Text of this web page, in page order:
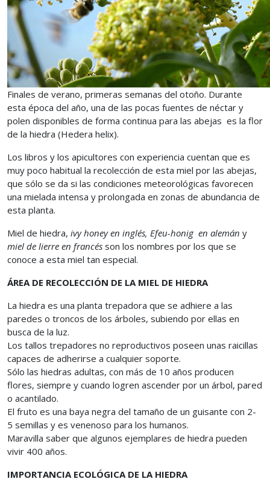
Finales de verano, primeras semanas del otoño. Durante
esta época del año, una de las pocas fuentes de néctar y
polen disponibles de forma continua para las abejas es la flor
de la hiedra (Hedera helix).
Los libros y los apicultores con experiencia cuentan que es
muy poco habitual la recolección de esta miel por las abejas,
que sólo se da si las condiciones meteorológicas favorecen
una mielada intensa y prolongada en zonas de abundancia de
esta planta.
Miel de hiedra, ivy honey en inglés, Efeu-honig en alemán y
miel de lierre en francés son los nombres por los que se
conoce a esta miel tan especial.
ÁREA DE RECOLECCIÓN DE LA MIEL DE HIEDRA
La hiedra es una planta trepadora que se adhiere a las
paredes o troncos de los árboles, subiendo por ellas en
busca de la luz.
Los tallos trepadores no reproductivos poseen unas raicillas
capaces de adherirse a cualquier soporte.
Sólo las hiedras adultas, con más de 10 años producen
flores, siempre y cuando logren ascender por un árbol, pared
o acantilado.
El fruto es una baya negra del tamaño de un guisante con 2-
5 semillas y es venenoso para los humanos.
Maravilla saber que algunos ejemplares de hiedra pueden
vivir 400 años.
IMPORTANCIA ECOLÓGICA DE LA HIEDRA